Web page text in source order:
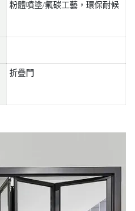
粉體噴塗/氟碳工藝，環保耐候
折疊門